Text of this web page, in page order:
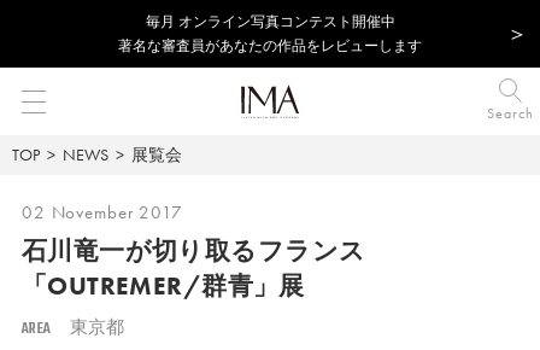
毎⽉ オンライン写真コンテスト開催中
著名な審査員があなたの作品をレビューします
Search
TOP NEWS 展覧会
02 November 2017
石川竜一が切り取るフランス
「OUTREMER/群青」展
AREA 東京都